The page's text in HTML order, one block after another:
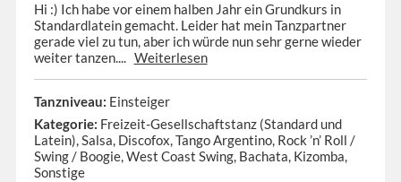
Hi :) Ich habe vor einem halben Jahr ein Grundkurs in
Standardlatein gemacht. Leider hat mein Tanzpartner
gerade viel zu tun, aber ich würde nun sehr gerne wieder
weiter tanzen.... Weiterlesen
Tanzniveau: Einsteiger
Kategorie: Freizeit-Gesellschaftstanz (Standard und
Latein), Salsa, Discofox, Tango Argentino, Rock ’n’ Roll /
Swing / Boogie, West Coast Swing, Bachata, Kizomba,
Sonstige